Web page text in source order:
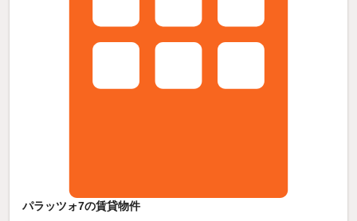
パラッツォ7の賃貸物件